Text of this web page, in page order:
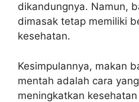
dikandungnya. Namun,
dimasak tetap memiliki
kesehatan.
Kesimpulannya, makan
mentah adalah cara
meningkatkan